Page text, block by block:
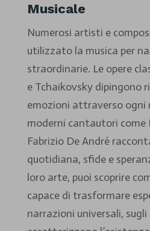
Musicale
Numerosi artisti e
utilizzato la musica per
straordinarie. Le opere
e Tchaikovsky dipingono
emozioni attraverso ogni
moderni cantautori come
Fabrizio De André
quotidiana, sfide e
loro arte, puoi scoprire
capace di trasformare
narrazioni universali,